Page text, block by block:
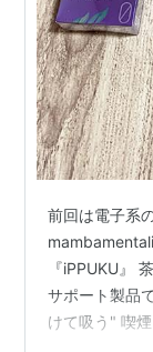
前回は電子系
『iPPUKU』
サポート製品
けて吸う" 喫